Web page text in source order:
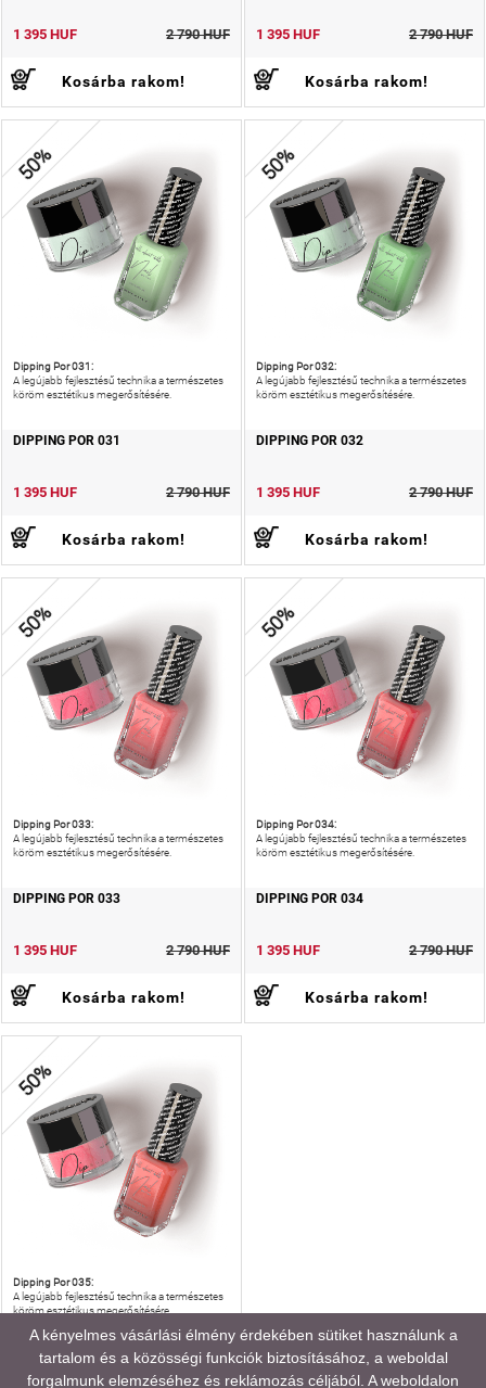
1 395 HUF 2 790 HUF
Kosárba rakom!
1 395 HUF 2 790 HUF
Kosárba rakom!
50%
Dipping Por 031:
A legújabb fejlesztésű technika a természetes
köröm esztétikus megerősítésére.
DIPPING POR 031
1 395 HUF 2 790 HUF
Kosárba rakom!
50%
Dipping Por 032:
A legújabb fejlesztésű technika a természetes
köröm esztétikus megerősítésére.
DIPPING POR 032
1 395 HUF 2 790 HUF
Kosárba rakom!
50%
Dipping Por 033:
A legújabb fejlesztésű technika a természetes
köröm esztétikus megerősítésére.
DIPPING POR 033
1 395 HUF 2 790 HUF
Kosárba rakom!
50%
Dipping Por 034:
A legújabb fejlesztésű technika a természetes
köröm esztétikus megerősítésére.
DIPPING POR 034
1 395 HUF 2 790 HUF
Kosárba rakom!
50%
Dipping Por 035:
A legújabb fejlesztésű technika a természetes
köröm esztétikus megerősítésére.
DIPPING POR 035
A kényelmes vásárlási élmény érdekében sütiket használunk a
tartalom és a közösségi funkciók biztosításához, a weboldal
forgalmunk elemzéséhez és reklámozás céljából. A weboldalon